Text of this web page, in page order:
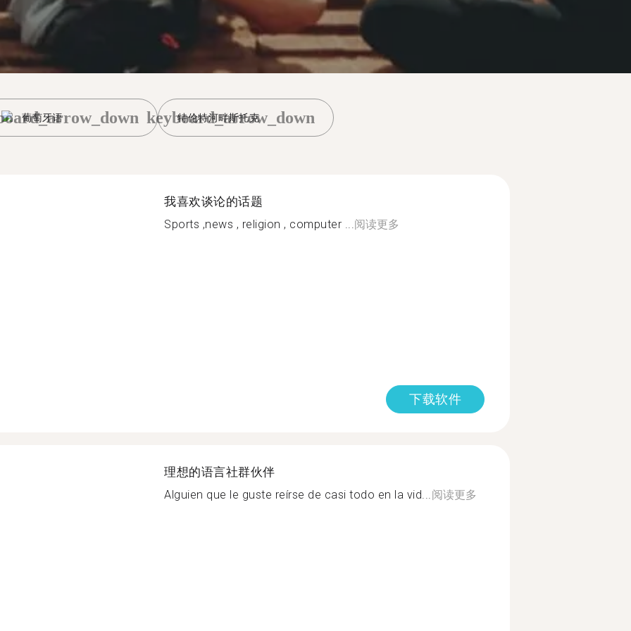
葡萄牙语 特伦特河畔斯托克
keyboard_arrow_down
我喜欢谈论的话题
Sports ,news , religion , computer ...阅读更多
下载软件
理想的语言社群伙伴
Alguien que le guste reírse de casi todo en la vid...阅读更多